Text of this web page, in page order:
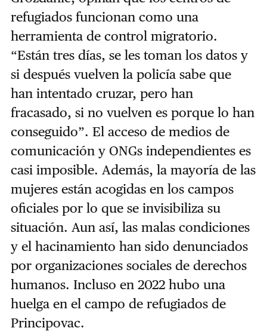
refugiados funcionan como una
herramienta de control migratorio.
“Están tres días, se les toman los datos y
si después vuelven la policía sabe que
han intentado cruzar, pero han
fracasado, si no vuelven es porque lo han
conseguido”. El acceso de medios de
comunicación y ONGs independientes es
casi imposible. Además, la mayoría de las
mujeres están acogidas en los campos
oficiales por lo que se invisibiliza su
situación. Aun así, las malas condiciones
y el hacinamiento han sido denunciados
por organizaciones sociales de derechos
humanos. Incluso en 2022 hubo una
huelga en el campo de refugiados de
Principovac.